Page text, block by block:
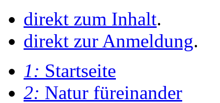
direkt zum Inhalt.
direkt zur Anmeldung.
1: Startseite
2: Natur füreinander